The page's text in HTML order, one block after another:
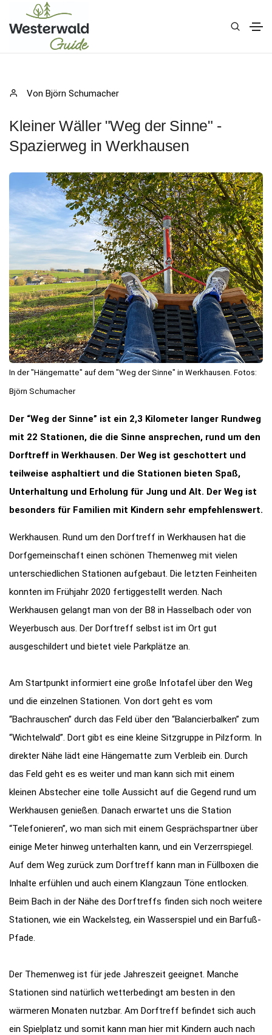
Von Björn Schumacher
Kleiner Wäller "Weg der Sinne" -
Spazierweg in Werkhausen
In der "Hängematte" auf dem "Weg der Sinne" in Werkhausen. Fotos:
Björn Schumacher
Der “Weg der Sinne” ist ein 2,3 Kilometer langer Rundweg
mit 22 Stationen, die die Sinne ansprechen, rund um den
Dorftreff in Werkhausen. Der Weg ist geschottert und
teilweise asphaltiert und die Stationen bieten Spaß,
Unterhaltung und Erholung für Jung und Alt. Der Weg ist
besonders für Familien mit Kindern sehr empfehlenswert.
Werkhausen. Rund um den Dorftreff in Werkhausen hat die
Dorfgemeinschaft einen schönen Themenweg mit vielen
unterschiedlichen Stationen aufgebaut. Die letzten Feinheiten
konnten im Frühjahr 2020 fertiggestellt werden. Nach
Werkhausen gelangt man von der B8 in Hasselbach oder von
Weyerbusch aus. Der Dorftreff selbst ist im Ort gut
ausgeschildert und bietet viele Parkplätze an.
Am Startpunkt informiert eine große Infotafel über den Weg
und die einzelnen Stationen. Von dort geht es vom
“Bachrauschen” durch das Feld über den “Balancierbalken” zum
“Wichtelwald”. Dort gibt es eine kleine Sitzgruppe in Pilzform. In
direkter Nähe lädt eine Hängematte zum Verbleib ein. Durch
das Feld geht es es weiter und man kann sich mit einem
kleinen Abstecher eine tolle Aussicht auf die Gegend rund um
Werkhausen genießen. Danach erwartet uns die Station
“Telefonieren”, wo man sich mit einem Gesprächspartner über
einige Meter hinweg unterhalten kann, und ein Verzerrspiegel.
Auf dem Weg zurück zum Dorftreff kann man in Füllboxen die
Inhalte erfühlen und auch einem Klangzaun Töne entlocken.
Beim Bach in der Nähe des Dorftreffs finden sich noch weitere
Stationen, wie ein Wackelsteg, ein Wasserspiel und ein Barfuß-
Pfade.
Der Themenweg ist für jede Jahreszeit geeignet. Manche
Stationen sind natürlich wetterbedingt am besten in den
wärmeren Monaten nutzbar. Am Dorftreff befindet sich auch
ein Spielplatz und somit kann man hier mit Kindern auch nach